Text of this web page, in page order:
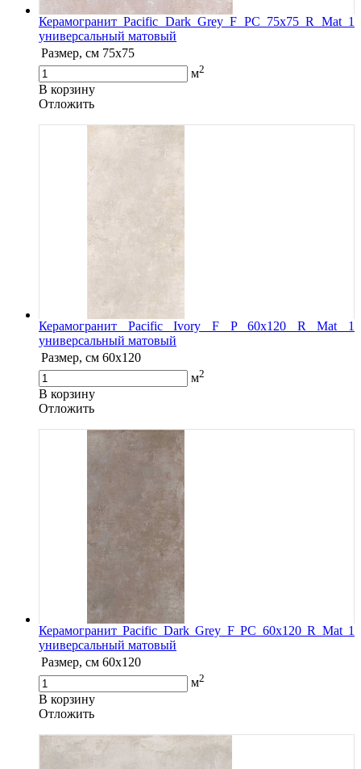
Керамогранит Pacific Dark Grey F PC 75х75 R Mat 1
универсальный матовый
Размер, см 75x75
м2
В корзину
Oтложить
Керамогранит Pacific Ivory F P 60x120 R Mat 1
универсальный матовый
Размер, см 60x120
м2
В корзину
Oтложить
Керамогранит Pacific Dark Grey F PC 60x120 R Mat 1
универсальный матовый
Размер, см 60x120
м2
В корзину
Oтложить